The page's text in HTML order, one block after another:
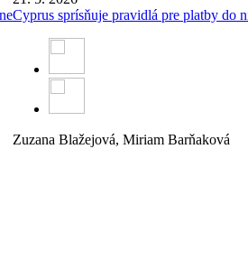
Cyprus sprísňuje pravidlá pre platby do
Zuzana Blažejová, Miriam Barňaková